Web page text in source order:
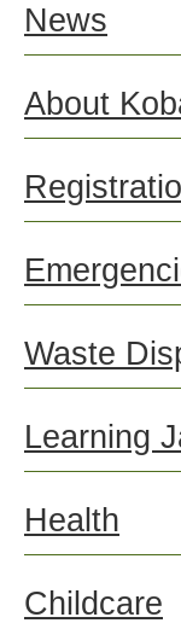
News
About
Waste
Learning
Health
Childcare